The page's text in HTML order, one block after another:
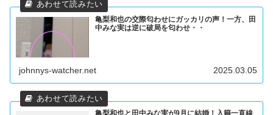
亀梨和也の交際匂わせにガッカリの声！一方、田
中みな実は逆に破局を匂わせ・・
johnnys-watcher.net 2025.03.05
亀梨和也と田中みな実が9月に結婚！入籍一直線